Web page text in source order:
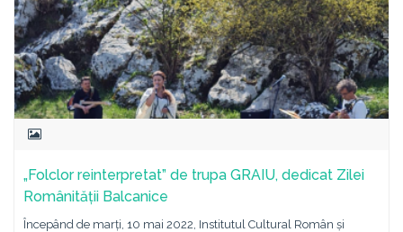
„Folclor reinterpretat” de trupa GRAIU, dedicat Zilei
Românității Balcanice
Începând de marți, 10 mai 2022, Institutul Cultural Român și